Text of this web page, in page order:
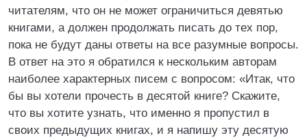
читателям, что он не может ограничиться девятью
книгами, а должен продолжать писать до тех пор,
пока не будут даны ответы на все разумные вопросы.
В ответ на это я обратился к нескольким авторам
наиболее характерных писем с вопросом: «Итак, что
бы вы хотели прочесть в десятой книге? Скажите,
что вы хотите узнать, что именно я пропустил в
своих предыдущих книгах, и я напишу эту десятую